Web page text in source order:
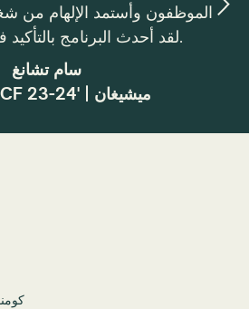
الموظفون وأستمد الإلهام من
لقد أحدث البرنامج بالتأكيد فرقًا في حياتي.
سام تشانغ
زميل LoCF 23-24' | ميشيغان
في